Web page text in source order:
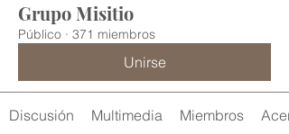
Grupo Misitio
Público · 371 miembros
Unirse
Discusión Multimedia Miembros